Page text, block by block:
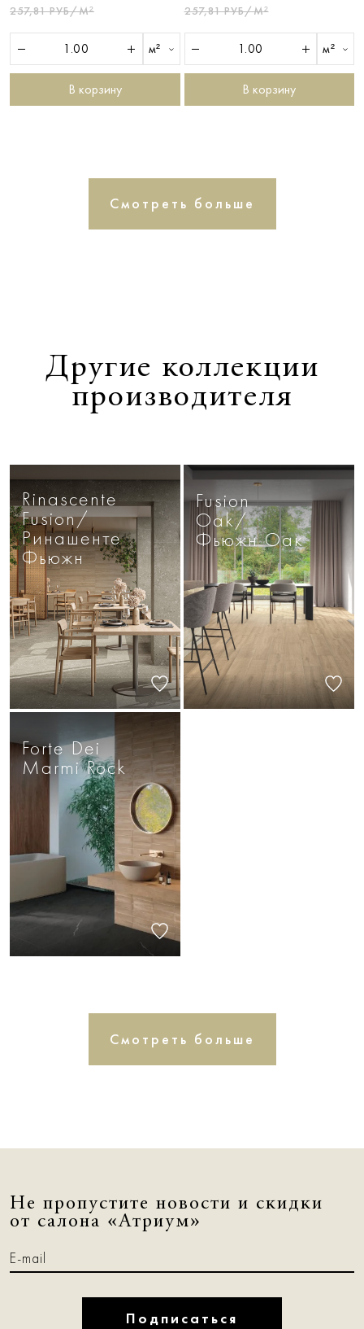
257,81 РУБ/М²
м²
В корзину
257,81 РУБ/М²
м²
В корзину
Смотреть больше
Другие коллекции
производителя
Rinascente
Fusion/
Ринашенте
Фьюжн
Fusion
Oak/
Фьюжн Оак
Forte Dei
Marmi Rock
Смотреть больше
Не пропустите новости и скидки
от салона «Атриум»
Подписаться